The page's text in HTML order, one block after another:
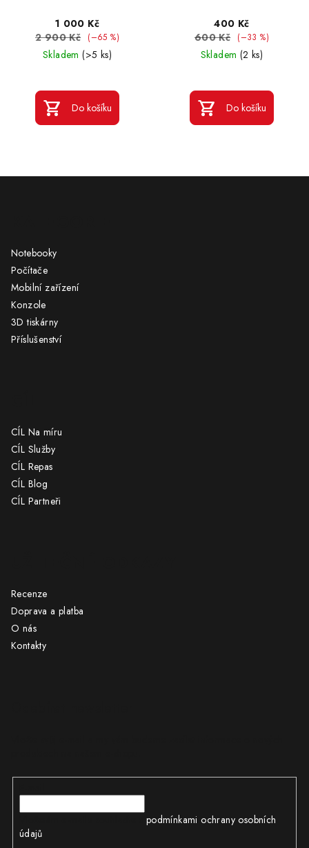
1 000 Kč
2 900 Kč
(–65 %)
Skladem(>5 ks)
Do košíku
400 Kč
600 Kč (–33 %)
Skladem (2 ks)
Do košíku
Notebooky
Počítače
Mobilní zařízení
Konzole
3D tiskárny
Příslušenství
CÍL Na míru
CÍL Služby
CÍL Repas
CÍL Blog
CÍL Partneři
Recenze
Doprava a platba
O nás
Kontakty
podmínkami ochrany osobních
údajů